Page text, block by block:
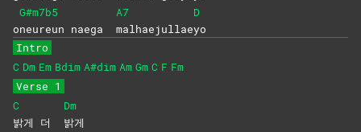
o
G#m7b5
neureun naega
A7
malhaejullae
D
yo
Intro
C Dm Em Bdim A#dim Am Gm C F Fm
Verse 1
C
밝게 더
Dm
밝게